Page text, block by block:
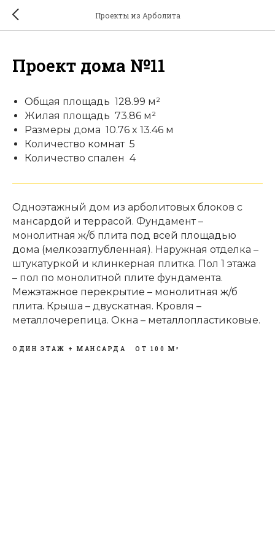
Проекты из Арболита
Проект дома №11
Общая площадь 128.99 м²
Жилая площадь 73.86 м²
Размеры дома 10.76 x 13.46 м
Количество комнат 5
Количество спален 4
Одноэтажный дом из арболитовых блоков с
мансардой и террасой. Фундамент –
монолитная ж/б плита под всей площадью
дома (мелкозаглубленная). Наружная отделка –
штукатуркой и клинкерная плитка. Пол 1 этажа
– пол по монолитной плите фундамента.
Межэтажное перекрытие – монолитная ж/б
плита. Крыша – двускатная. Кровля –
металлочерепица. Окна – металлопластиковые.
ОДИН ЭТАЖ + МАНСАРДА ОТ 100 М²